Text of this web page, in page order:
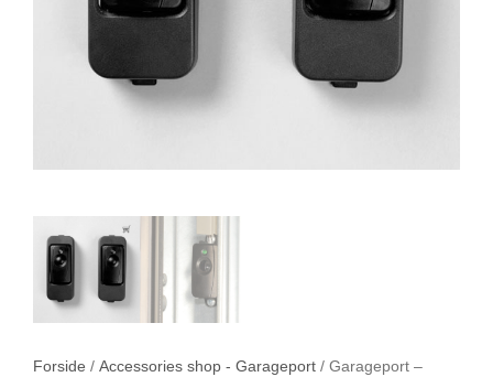
Forside / Accessories shop - Garageport / Garageport –